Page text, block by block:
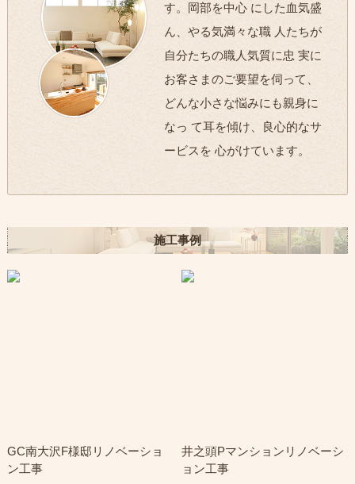
す。岡部を中心 にした血気盛
ん、やる気満々な職 人たちが
自分たちの職人気質に忠 実に
お客さまのご要望を伺って、
どんな小さな悩みにも親身に
なっ て耳を傾け、良心的なサ
ービスを 心がけています。
施工事例
GC南大沢F様邸リノベーショ
ン工事
井之頭Pマンションリノベーシ
ョン工事